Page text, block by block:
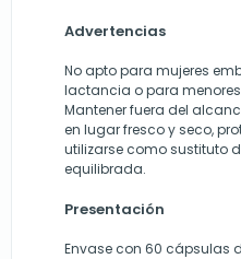
Advertencias
No apto para mujeres
lactancia o para
Mantener fuera del
en lugar fresco y seco,
utilizarse como sustituto
equilibrada.
Presentación
Envase con 60 cápsulas